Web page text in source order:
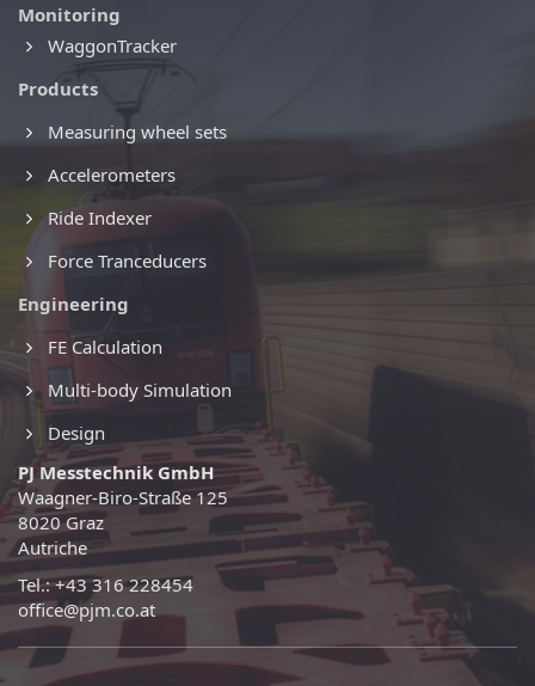
Monitoring
WaggonTracker
Products
Measuring wheel sets
Accelerometers
Ride Indexer
Force Tranceducers
Engineering
FE Calculation
Multi-body Simulation
Design
PJ Messtechnik GmbH
Waagner-Biro-Straße 125
8020 Graz
Autriche
Tel.: +43 316 228454
office@pjm.co.at